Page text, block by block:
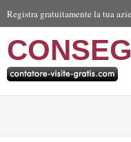
Registra gratuitamente la tua